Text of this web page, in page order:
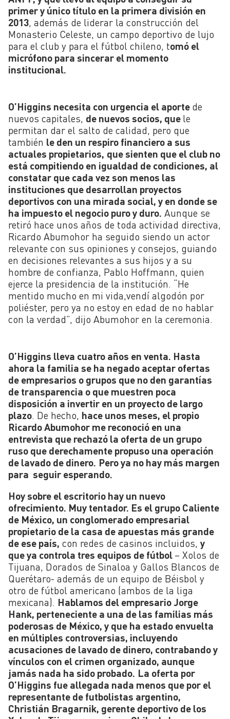
primer y único título en la primera división en
2013 , además de liderar la construcción del
Monasterio Celeste, un campo deportivo de lujo
para el club y para el fútbol chileno, tomó el
micrófono para sincerar el momento
institucional.
O’Higgins necesita con urgencia el aporte de
nuevos capitales, de nuevos socios, que le
permitan dar el salto de calidad, pero que
también le den un respiro financiero a sus
actuales propietarios, que sienten que el club no
está compitiendo en igualdad de condiciones, al
constatar que cada vez son menos las
instituciones que desarrollan proyectos
deportivos con una mirada social, y en donde se
ha impuesto el negocio puro y duro. Aunque se
retiró hace unos años de toda actividad directiva,
Ricardo Abumohor ha seguido siendo un actor
relevante con sus opiniones y consejos, guiando
en decisiones relevantes a sus hijos y a su
hombre de confianza, Pablo Hoffmann, quien
ejerce la presidencia de la institución. “He
mentido mucho en mi vida,vendí algodón por
poliéster, pero ya no estoy en edad de no hablar
con la verdad”, dijo Abumohor en la ceremonia.
O’Higgins lleva cuatro años en venta. Hasta
ahora la familia se ha negado aceptar ofertas
de empresarios o grupos que no den garantías
de transparencia o que muestren poca
disposición a invertir en un proyecto de largo
plazo. De hecho, hace unos meses, el propio
Ricardo Abumohor me reconoció en una
entrevista que rechazó la oferta de un grupo
ruso que derechamente propuso una operación
de lavado de dinero. Pero ya no hay más margen
para seguir esperando.
Hoy sobre el escritorio hay un nuevo
ofrecimiento. Muy tentador. Es el grupo Caliente
de México, un conglomerado empresarial
propietario de la casa de apuestas más grande
de ese país, con redes de casinos incluidos, y
que ya controla tres equipos de fútbol – Xolos de
Tijuana, Dorados de Sinaloa y Gallos Blancos de
Querétaro- además de un equipo de Béisbol y
otro de fútbol americano (ambos de la liga
mexicana). Hablamos del empresario Jorge
Hank, perteneciente a una de las familias más
poderosas de México, y que ha estado envuelta
en múltiples controversias, incluyendo
acusaciones de lavado de dinero, contrabando y
vínculos con el crimen organizado, aunque
jamás nada ha sido probado. La oferta por
O’Higgins fue allegada nada menos que por el
representante de futbolistas argentino,
Christián Bragarnik, gerente deportivo de los